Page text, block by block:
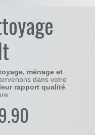
ménage et
dans votre
rapport qualité